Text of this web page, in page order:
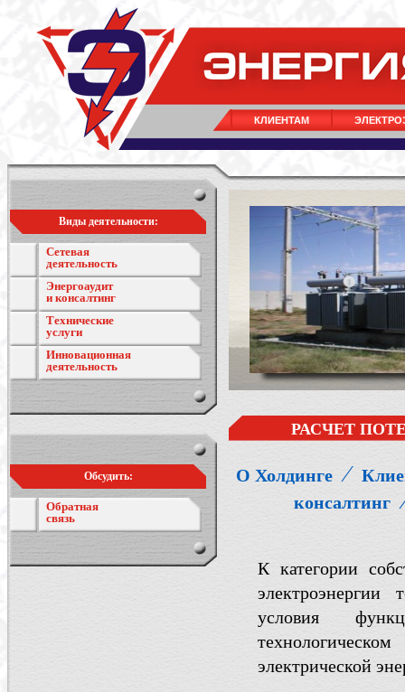
КЛИЕНТАМ
Виды деятельности:
Сетевая
деятельность
Энергоаудит
и консалтинг
Технические
услуги
Инновационная
деятельность
Обсудить:
Обратная
связь
РАСЧЕТ
О Холдинге ⁄
консалтинг
К категории
электроэнергии
условия
электрической